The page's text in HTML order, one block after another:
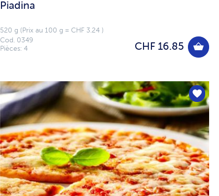
Piadina
520 g (Prix au 100 g = CHF 3.24 )
CHF 16.85
Cod. 0349
Pièces: 4